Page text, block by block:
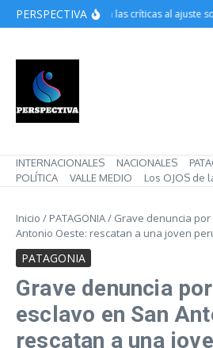
Saltar al contenido
PERSPECTIVACrecen las críticas al ajuste
INTERNACIONALES NACIONALES
POLÍTICA
VALLE MEDIO Los OJOS de
Inicio / PATAGONIA/ Grave denuncia
Antonio Oeste: rescatan a una joven
PATAGONIA
Grave denuncia
esclavo en San
rescatan a una